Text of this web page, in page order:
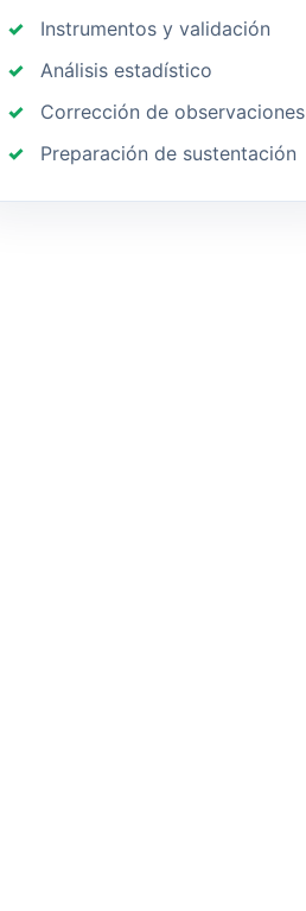
Instrumentos y validación
Análisis estadístico
Corrección de observaciones
Preparación de sustentación